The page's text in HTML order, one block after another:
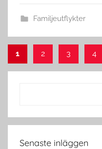
Familjeutflykter
Sidnumrering
för
1 2 3 4
Senaste inläggen